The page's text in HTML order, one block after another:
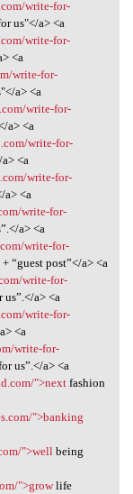
write-for-
us"</a> <a
write-for-
<a
write-for-
a> <a
write-for-
a> <a
write-for-
<a
write-for-
a> <a
write-for-
a> <a
write-for-
“guest post”</a> <a
write-for-
a> <a
write-for-
<a
write-for-
us”.</a> <a
">nextfashion
">banking
">well being
">growlife